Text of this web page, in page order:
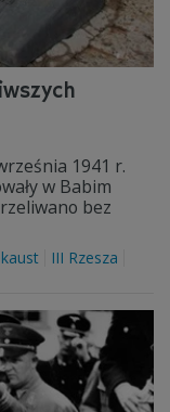
1941 r.
w Babim
bez
III Rzesza